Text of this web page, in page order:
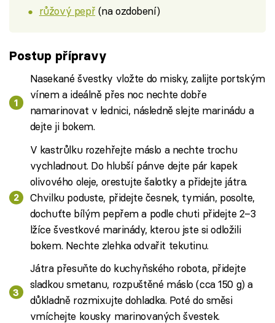
růžový pepř (na ozdobení)
Postup přípravy
Nasekané švestky vložte do misky, zalijte portským
vínem a ideálně přes noc nechte dobře
namarinovat v lednici, následně slejte marinádu a
dejte ji bokem.
V kastrůlku rozehřejte máslo a nechte trochu
vychladnout. Do hlubší pánve dejte pár kapek
olivového oleje, orestujte šalotky a přidejte játra.
Chvilku poduste, přidejte česnek, tymián, posolte,
dochuťte bílým pepřem a podle chuti přidejte 2–3
lžíce švestkové marinády, kterou jste si odložili
bokem. Nechte zlehka odvařit tekutinu.
Játra přesuňte do kuchyňského robota, přidejte
sladkou smetanu, rozpuštěné máslo (cca 150 g) a
důkladně rozmixujte dohladka. Poté do směsi
vmíchejte kousky marinovaných švestek.